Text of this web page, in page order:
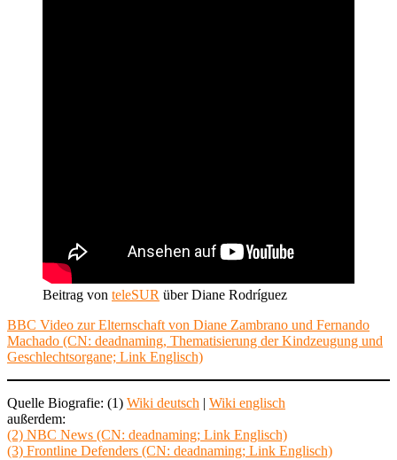
Beitrag von teleSUR über Diane Rodríguez
BBC Video zur Elternschaft von Diane Zambrano und Fernando
Machado (CN: deadnaming, Thematisierung der Kindzeugung und
Geschlechtsorgane; Link Englisch)
Quelle Biografie: (1) Wiki deutsch | Wiki englisch
außerdem:
(2) NBC News (CN: deadnaming; Link Englisch)
(3) Frontline Defenders (CN: deadnaming; Link Englisch)